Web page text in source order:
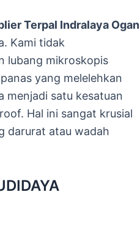
Terpal Indralaya Ogan
Kami tidak
lubang mikroskopis
yang melelehkan
menjadi satu kesatuan
Hal ini sangat krusial
darurat atau wadah